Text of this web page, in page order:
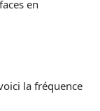
en
la fréquence